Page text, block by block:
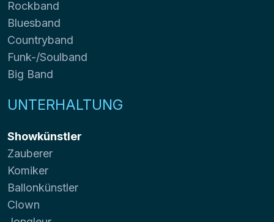
Rockband
Bluesband
Countryband
Funk-/Soulband
Big Band
UNTERHALTUNG
Showkünstler
Zauberer
Komiker
Ballonkünstler
Clown